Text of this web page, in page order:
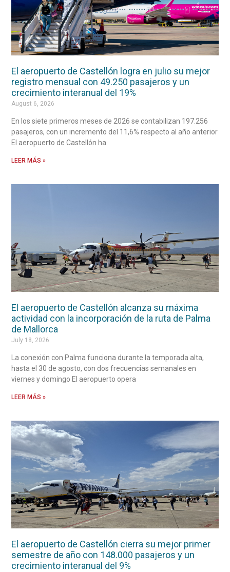
El aeropuerto de Castellón logra en julio su mejor
registro mensual con 49.250 pasajeros y un
crecimiento interanual del 19%
August 6, 2026
En los siete primeros meses de 2026 se contabilizan 197.256
pasajeros, con un incremento del 11,6% respecto al año anterior
El aeropuerto de Castellón ha
LEER MÁS »
El aeropuerto de Castellón alcanza su máxima
actividad con la incorporación de la ruta de Palma
de Mallorca
July 18, 2026
La conexión con Palma funciona durante la temporada alta,
hasta el 30 de agosto, con dos frecuencias semanales en
viernes y domingo El aeropuerto opera
LEER MÁS »
El aeropuerto de Castellón cierra su mejor primer
semestre de año con 148.000 pasajeros y un
crecimiento interanual del 9%